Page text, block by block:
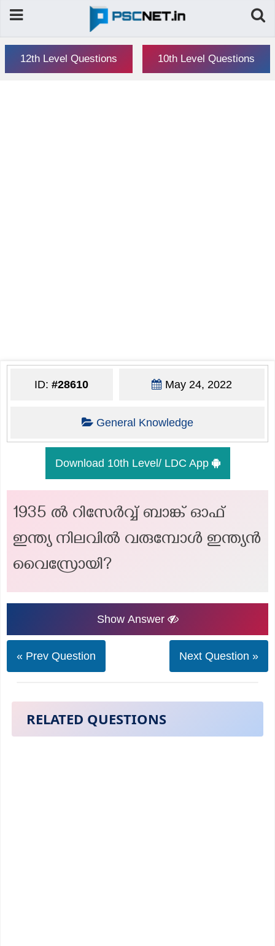
12th Level Questions 10th Level Questions
ID:#28610 May 24, 2022
General Knowledge
Download 10th Level/ LDC App
1935 ൽ റിസേർവ്വ് ബാങ്ക് ഓഫ്
ഇന്ത്യ നിലവിൽ വരുമ്പോൾ ഇന്ത്യൻ
വൈസ്രോയി?
Show Answer
« Prev Question Next Question »
RELATED QUESTIONS